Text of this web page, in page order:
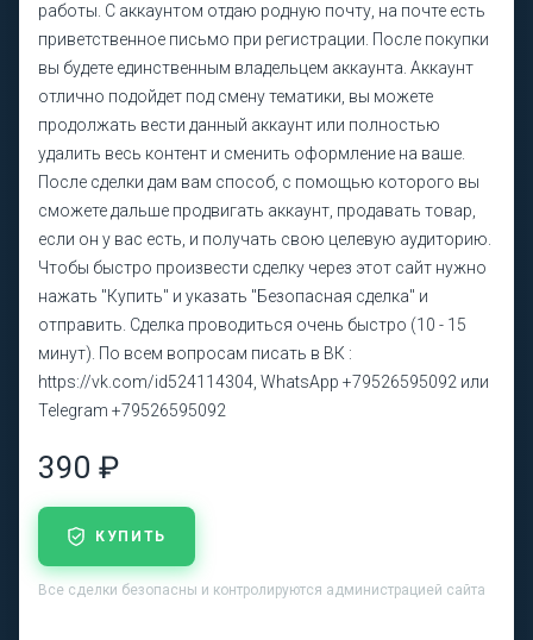
работы. С аккаунтом отдаю родную почту, на почте есть
приветственное письмо при регистрации. После покупки
вы будете единственным владельцем аккаунта. Аккаунт
отлично подойдет под смену тематики, вы можете
продолжать вести данный аккаунт или полностью
удалить весь контент и сменить оформление на ваше.
После сделки дам вам способ, с помощью которого вы
сможете дальше продвигать аккаунт, продавать товар,
если он у вас есть, и получать свою целевую аудиторию.
Чтобы быстро произвести сделку через этот сайт нужно
нажать "Купить" и указать "Безопасная сделка" и
отправить. Сделка проводиться очень быстро (10 - 15
минут). По всем вопросам писать в ВК :
https://vk.com/id524114304, WhatsApp +79526595092 или
Telegram +79526595092
390 ₽
КУПИТЬ
Все сделки безопасны и контролируются администрацией сайта